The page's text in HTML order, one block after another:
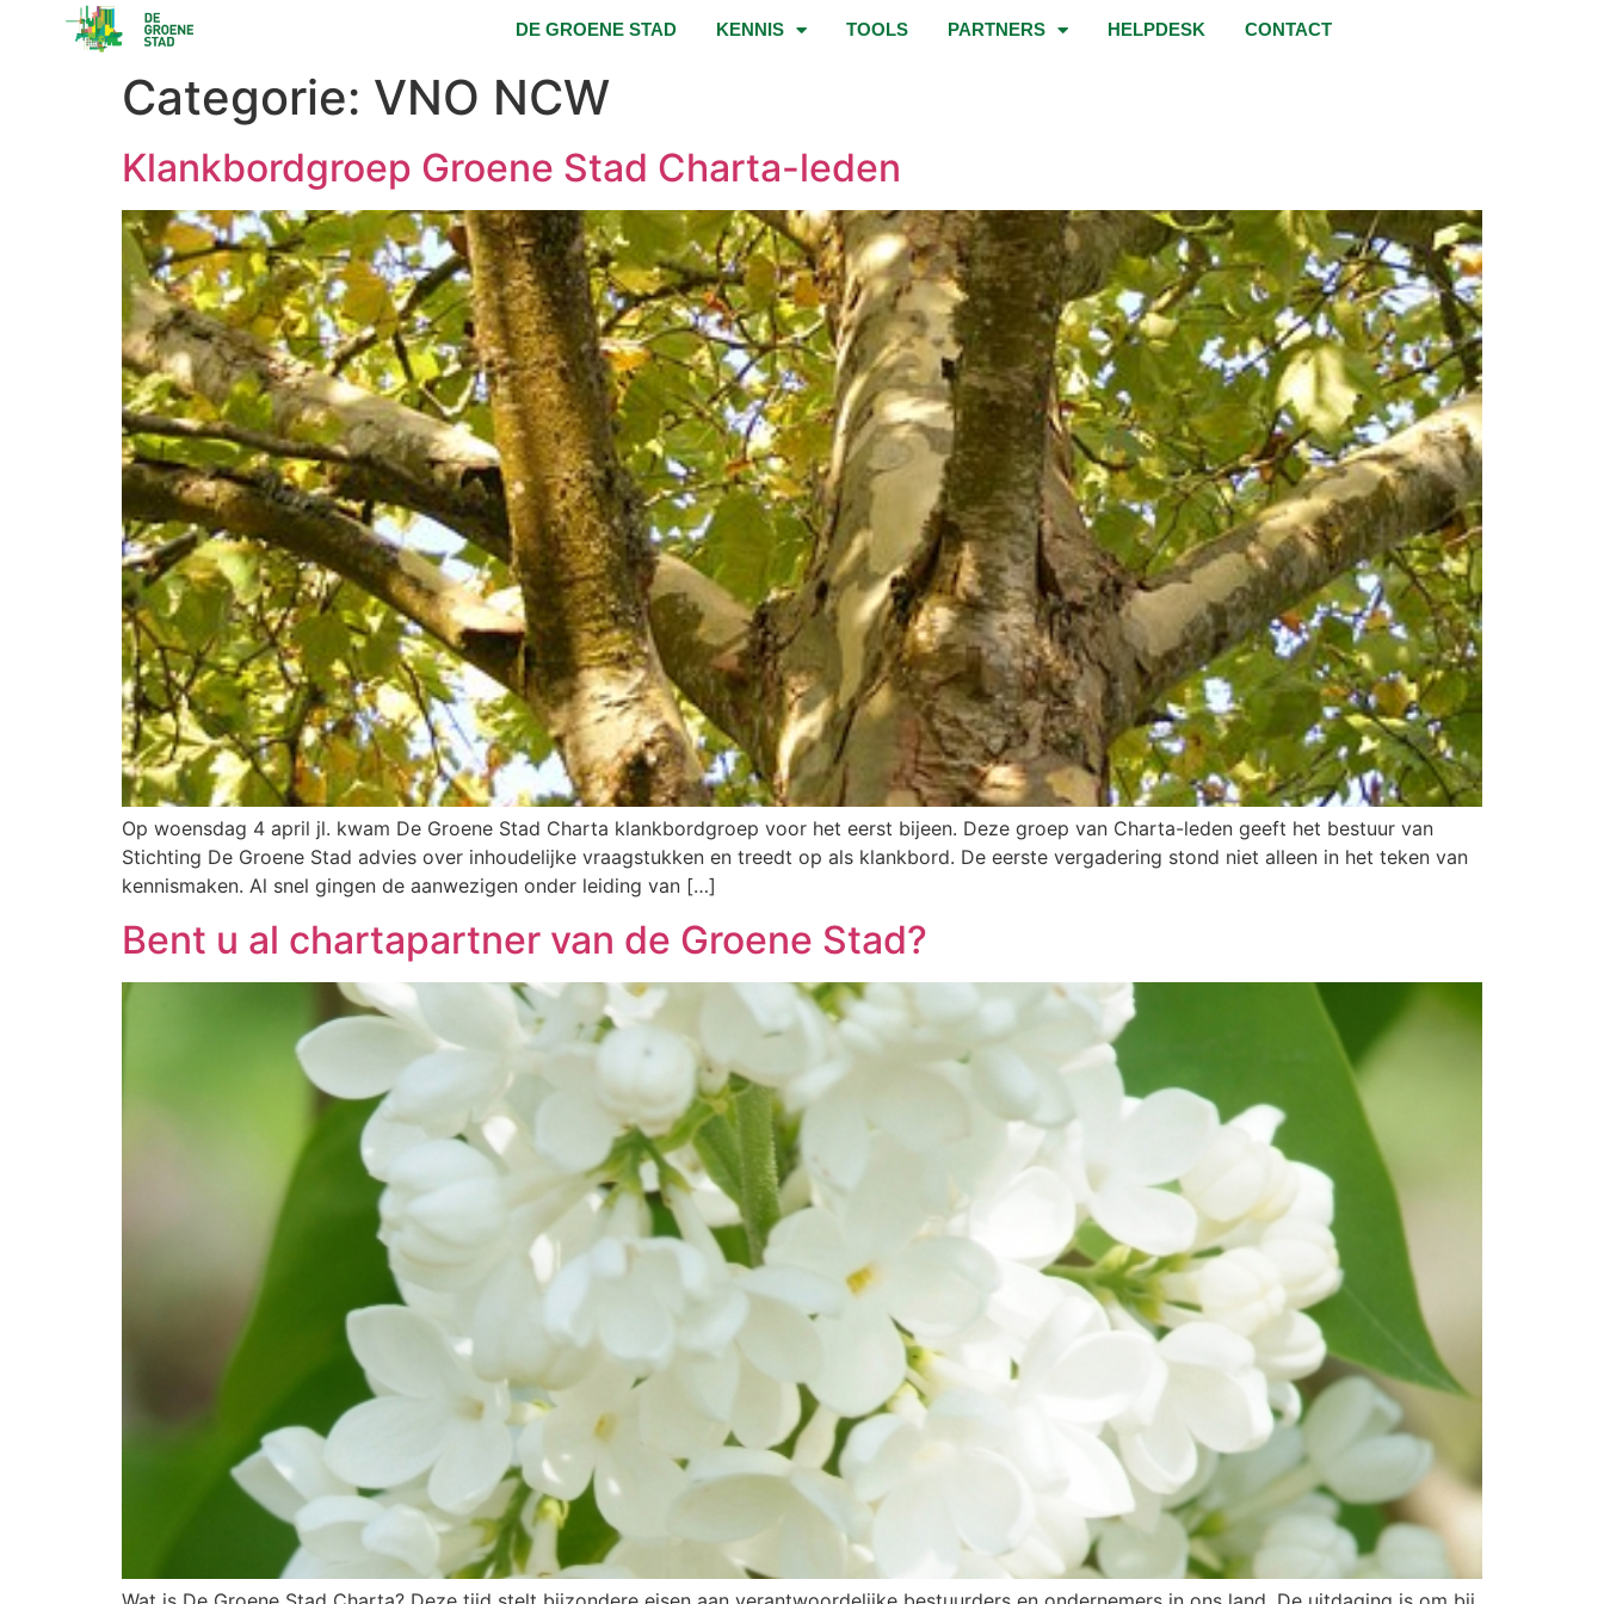
DE GROENE STAD KENNIS TOOLS PARTNERS HELPDESK CONTACT
Categorie: VNO NCW
Klankbordgroep Groene Stad Charta-leden
Op woensdag 4 april jl. kwam De Groene Stad Charta klankbordgroep voor het eerst bijeen. Deze groep van Charta-leden geeft het bestuur van
Stichting De Groene Stad advies over inhoudelijke vraagstukken en treedt op als klankbord. De eerste vergadering stond niet alleen in het teken van
kennismaken. Al snel gingen de aanwezigen onder leiding van […]
Bent u al chartapartner van de Groene Stad?